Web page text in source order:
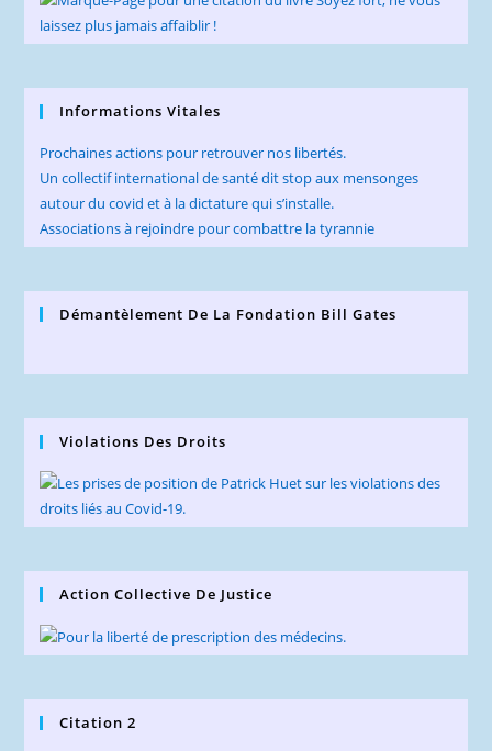
Informations Vitales
Prochaines actions pour retrouver nos libertés.
Un collectif international de santé dit stop aux mensonges
autour du covid et à la dictature qui s’installe.
Associations à rejoindre pour combattre la tyrannie
Démantèlement De La Fondation Bill Gates
Violations Des Droits
Action Collective De Justice
Citation 2